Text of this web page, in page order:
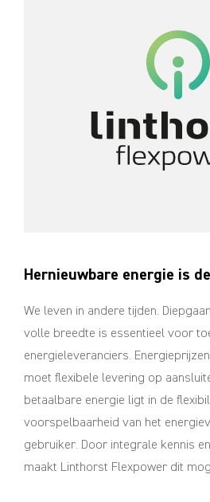
Hernieuwbare energie is
We leven in andere tijden.
volle breedte is essentieel voor
energieleveranciers.
moet flexibele levering op
betaalbare energie ligt in de
voorspelbaarheid van het
gebruiker. Door integrale kennis
maakt Linthorst Flexpower dit